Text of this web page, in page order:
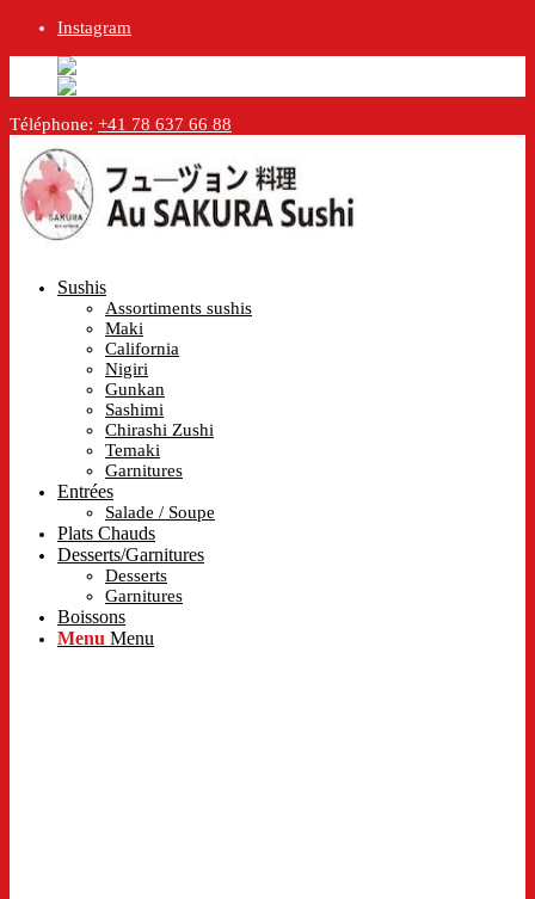
Instagram
Téléphone: +41 78 637 66 88
Sushis
Assortiments sushis
Maki
California
Nigiri
Gunkan
Sashimi
Chirashi Zushi
Temaki
Garnitures
Entrées
Salade / Soupe
Plats Chauds
Desserts/Garnitures
Desserts
Garnitures
Boissons
Menu Menu